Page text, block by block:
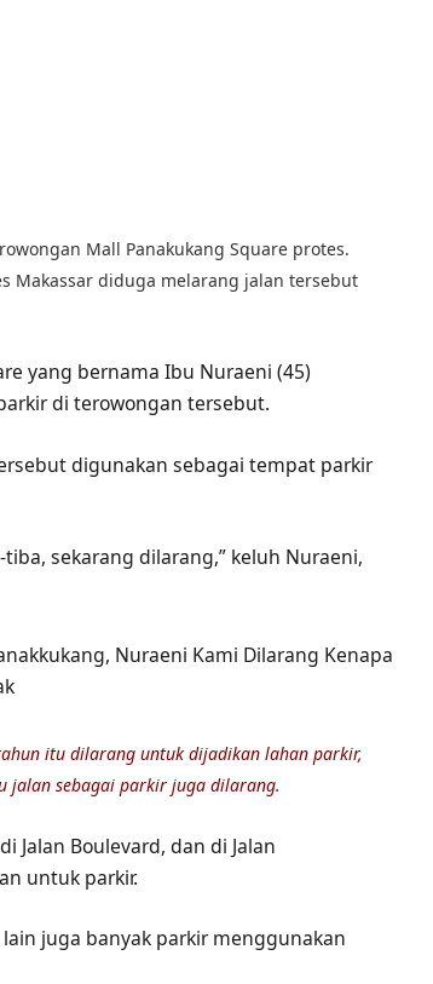
Mall Panakukang Square protes.
Makassar diduga melarang jalan tersebut
yang bernama Ibu Nuraeni (45)
di terowongan tersebut.
digunakan sebagai tempat parkir
sekarang dilarang,” keluh Nuraeni,
itu dilarang untuk dijadikan lahan parkir,
jalan sebagai parkir juga dilarang.
Jalan Boulevard, dan di Jalan
untuk parkir.
juga banyak parkir menggunakan